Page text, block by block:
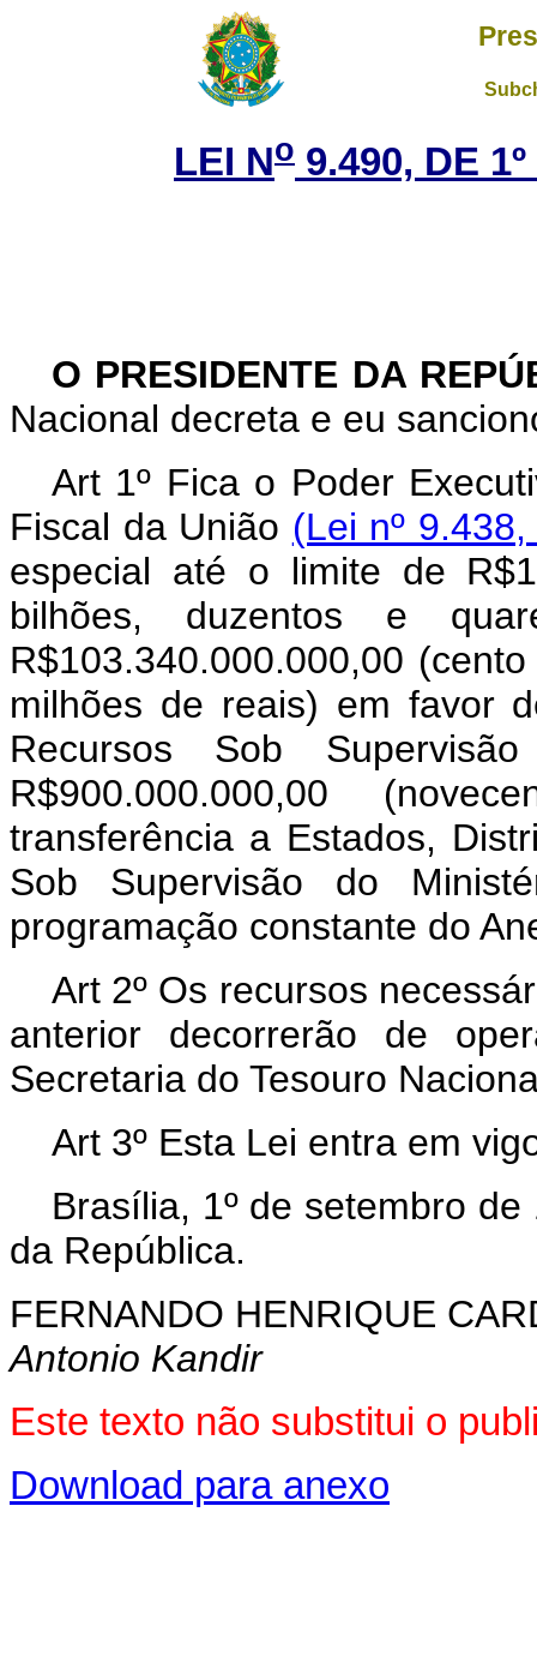
LEI No 9.490, DE
O PRESIDENTE DA
Nacional decreta e eu
Art 1º Fica o Poder
Fiscal da União (Lei nº
especial até o limite de
bilhões, duzentos e
R$103.340.000.000,00
milhões de reais) em favor
Recursos Sob
R$900.000.000,00
transferência a Estados,
Sob Supervisão do
programação constante do
Art 2º Os recursos
anterior decorrerão de
Secretaria do Tesouro
Art 3º Esta Lei entra em
Brasília, 1º de setembro
da República.
FERNANDO HENRIQUE
Antonio Kandir
Este texto não substitui o
Download para anexo